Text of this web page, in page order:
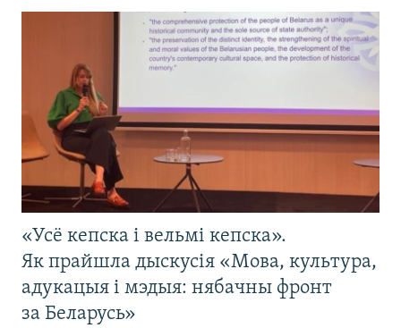
«Усё кепска і вельмі кепска».
Як прайшла дыскусія «Мова, культура,
адукацыя і мэдыя: нябачны фронт
за Беларусь»